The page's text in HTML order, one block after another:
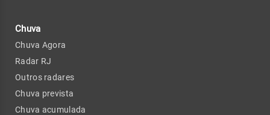
Chuva
Chuva Agora
Radar RJ
Outros radares
Chuva prevista
Chuva acumulada